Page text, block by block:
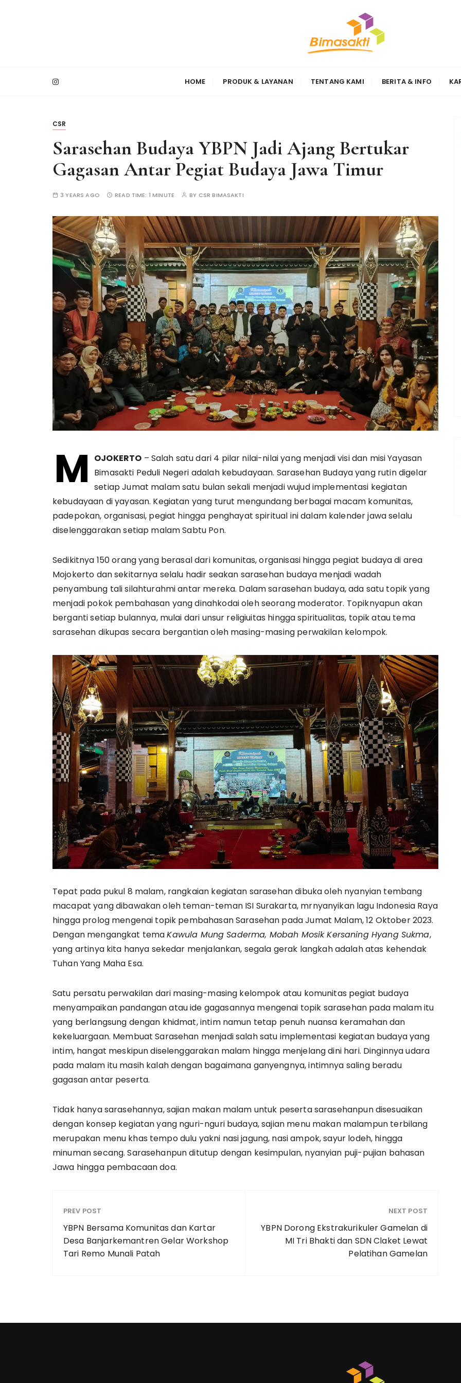
Bimasakti Multi Sinergi
HOME PRODUK & LAYANAN TENTANG KAMI BERITA & INFO
CSR
Sarasehan Budaya YBPN Jadi Ajang Bertukar
Gagasan Antar Pegiat Budaya Jawa Timur
3 YEARS AGO READ TIME: 1 MINUTE BY CSR BIMASAKTI
M OJOKERTO – Salah satu dari 4 pilar nilai-nilai yang menjadi visi dan misi Yayasan
Bimasakti Peduli Negeri adalah kebudayaan. Sarasehan Budaya yang rutin digelar
setiap Jumat malam satu bulan sekali menjadi wujud implementasi kegiatan
kebudayaan di yayasan. Kegiatan yang turut mengundang berbagai macam komunitas,
padepokan, organisasi, pegiat hingga penghayat spiritual ini dalam kalender jawa selalu
diselenggarakan setiap malam Sabtu Pon.
Sedikitnya 150 orang yang berasal dari komunitas, organisasi hingga pegiat budaya di area
Mojokerto dan sekitarnya selalu hadir seakan sarasehan budaya menjadi wadah
penyambung tali silahturahmi antar mereka. Dalam sarasehan budaya, ada satu topik yang
menjadi pokok pembahasan yang dinahkodai oleh seorang moderator. Topiknyapun akan
berganti setiap bulannya, mulai dari unsur religiuitas hingga spiritualitas, topik atau tema
sarasehan dikupas secara bergantian oleh masing-masing perwakilan kelompok.
Tepat pada pukul 8 malam, rangkaian kegiatan sarasehan dibuka oleh nyanyian tembang
macapat yang dibawakan oleh teman-teman ISI Surakarta, mrnyanyikan lagu Indonesia Raya
hingga prolog mengenai topik pembahasan Sarasehan pada Jumat Malam, 12 Oktober 2023.
Dengan mengangkat temaKawula Mung Saderma, Mobah Mosik Kersaning Hyang Sukma,
yang artinya kita hanya sekedar menjalankan, segala gerak langkah adalah atas kehendak
Tuhan Yang Maha Esa.
Satu persatu perwakilan dari masing-masing kelompok atau komunitas pegiat budaya
menyampaikan pandangan atau ide gagasannya mengenai topik sarasehan pada malam itu
yang berlangsung dengan khidmat, intim namun tetap penuh nuansa keramahan dan
kekeluargaan. Membuat Sarasehan menjadi salah satu implementasi kegiatan budaya yang
intim, hangat meskipun diselenggarakan malam hingga menjelang dini hari. Dinginnya udara
pada malam itu masih kalah dengan bagaimana ganyengnya, intimnya saling beradu
gagasan antar peserta.
Tidak hanya sarasehannya, sajian makan malam untuk peserta sarasehanpun disesuaikan
dengan konsep kegiatan yang nguri-nguri budaya, sajian menu makan malampun terbilang
merupakan menu khas tempo dulu yakni nasi jagung, nasi ampok, sayur lodeh, hingga
minuman secang. Sarasehanpun ditutup dengan kesimpulan, nyanyian puji-pujian bahasan
Jawa hingga pembacaan doa.
PREV POST
YBPN Bersama Komunitas dan Kartar
Desa Banjarkemantren Gelar Workshop
Tari Remo Munali Patah
NEXT POST
YBPN Dorong Ekstrakurikuler Gamelan di
MI Tri Bhakti dan SDN Claket Lewat
Pelatihan Gamelan